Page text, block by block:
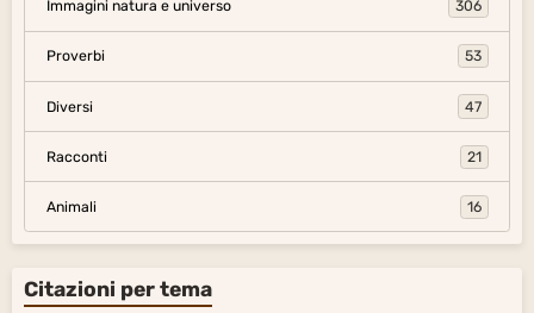
Immagini natura e universo 306
Proverbi 53
Diversi 47
Racconti 21
Animali 16
Citazioni per tema